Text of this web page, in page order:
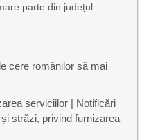
parte din județul
cere românilor să mai
serviciilor | Notificări
străzi, privind furnizarea